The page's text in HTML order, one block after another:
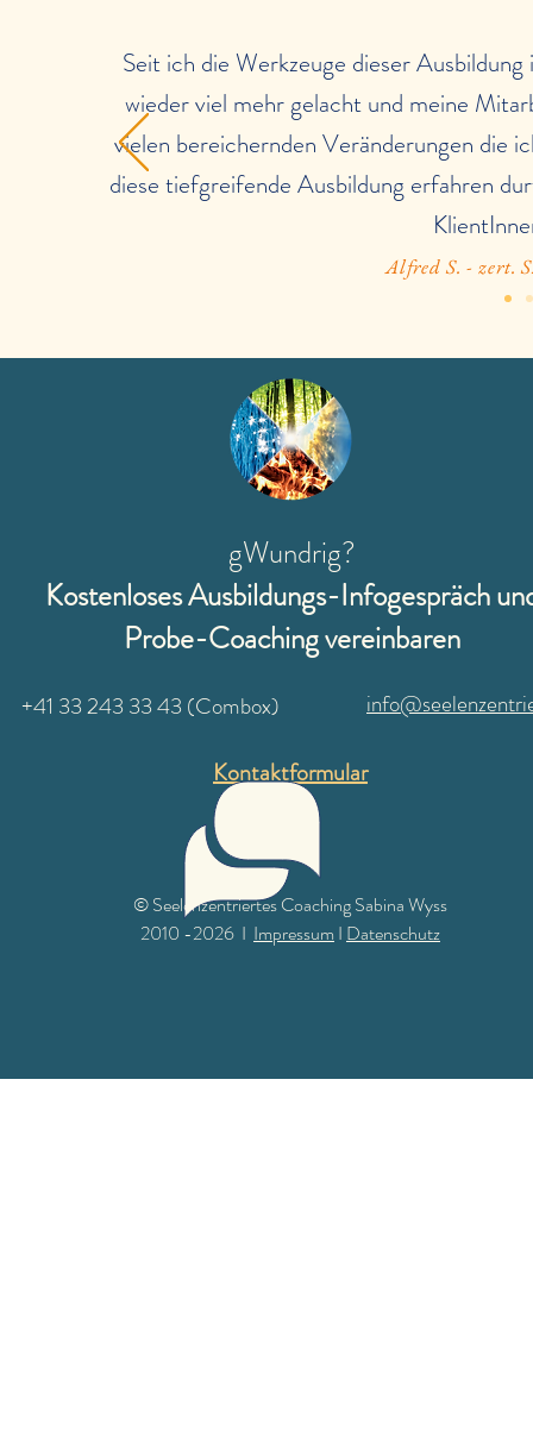
Seit ich die Werkzeuge dieser
wieder viel mehr gelacht und meine
vielen bereichernden Veränderungen die
diese tiefgreifende Ausbildung erfahren
Alfred S. - zert.
gWundrig?
Kostenloses Ausbildungs-Infogespräch
Probe-Coachingvereinbaren
+41 33 243 33 43 (Combox)
Kontaktformular
© Seelenzentriertes Coaching Sabina Wyss
2010 -2026 I Impressum I Datenschutz